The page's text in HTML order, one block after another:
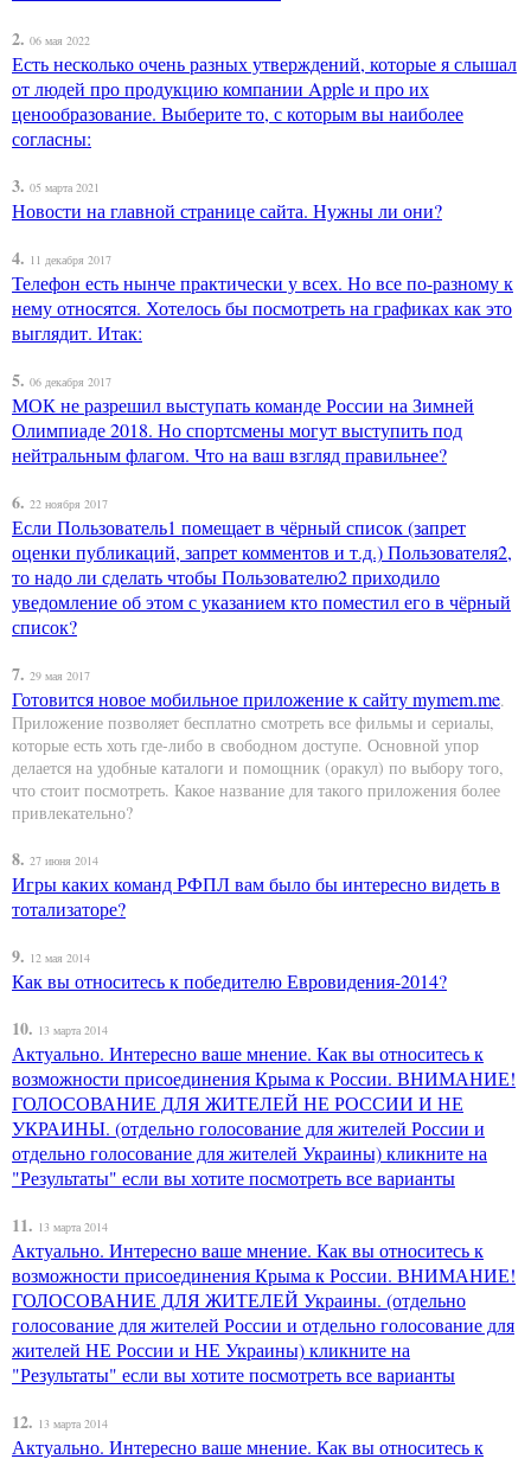
2. 06 мая 2022
Есть несколько очень разных утверждений, которые я слышал
от людей про продукцию компании Apple и про их
ценообразование. Выберите то, с которым вы наиболее
согласны:
3. 05 марта 2021
Новости на главной странице сайта. Нужны ли они?
4. 11 декабря 2017
Телефон есть нынче практически у всех. Но все по-разному к
нему относятся. Хотелось бы посмотреть на графиках как это
выглядит. Итак:
5. 06 декабря 2017
МОК не разрешил выступать команде России на Зимней
Олимпиаде 2018. Но спортсмены могут выступить под
нейтральным флагом. Что на ваш взгляд правильнее?
6. 22 ноября 2017
Если Пользователь1 помещает в чёрный список (запрет
оценки публикаций, запрет комментов и т.д.) Пользователя2,
то надо ли сделать чтобы Пользователю2 приходило
уведомление об этом с указанием кто поместил его в чёрный
список?
7. 29 мая 2017
Готовится новое мобильное приложение к сайтуmymem.me.
Приложение позволяет бесплатно смотреть все фильмы и сериалы,
которые есть хоть где-либо в свободном доступе. Основной упор
делается на удобные каталоги и помощник (оракул) по выбору того,
что стоит посмотреть. Какое название для такого приложения более
привлекательно?
8. 27 июня 2014
Игры каких команд РФПЛ вам было бы интересно видеть в
тотализаторе?
9. 12 мая 2014
Как вы относитесь к победителю Евровидения-2014?
10. 13 марта 2014
Актуально. Интересно ваше мнение. Как вы относитесь к
возможности присоединения Крыма к России. ВНИМАНИЕ!
ГОЛОСОВАНИЕ ДЛЯ ЖИТЕЛЕЙ НЕ РОССИИ И НЕ
УКРАИНЫ. (отдельно голосование для жителей России и
отдельно голосование для жителей Украины) кликните на
"Результаты" если вы хотите посмотреть все варианты
11. 13 марта 2014
Актуально. Интересно ваше мнение. Как вы относитесь к
возможности присоединения Крыма к России. ВНИМАНИЕ!
ГОЛОСОВАНИЕ ДЛЯ ЖИТЕЛЕЙ Украины. (отдельно
голосование для жителей России и отдельно голосование для
жителей НЕ России и НЕ Украины) кликните на
"Результаты" если вы хотите посмотреть все варианты
12. 13 марта 2014
Актуально. Интересно ваше мнение. Как вы относитесь к